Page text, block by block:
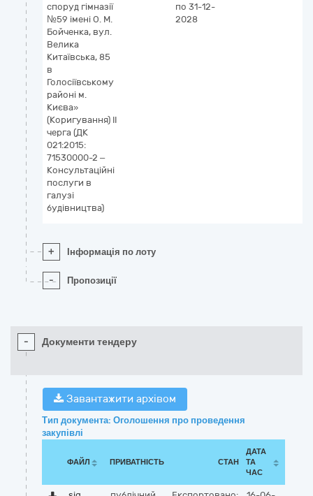
споруд гімназії
№59 імені О. М.
Бойченка, вул.
Велика
Китаївська, 85
в
Голосіївському
районі м.
Києва»
(Коригування) II
черга (ДК
021:2015:
71530000-2 –
Консультаційні
послуги в
галузі
будівництва)
по 31-12-
2028
+ Інформація по лоту
- Пропозиції
- Документи тендеру
Завантажити архівом
Тип документа: Оголошення про проведення
закупівлі
ФАЙЛ ПРИВАТНІСТЬ СТАН
ДАТА
ТА
ЧАС